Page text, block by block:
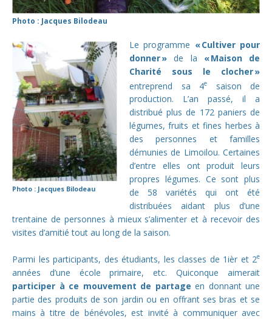
Photo : Jacques Bilodeau
Photo : Jacques Bilodeau
Le programme «Cultiver pour
donner» de la «Maison de
Charité sous le clocher»
entreprend sa 4e
saison de
production. L’an passé, il a
distribué plus de 172 paniers de
légumes, fruits et fines herbes à
des personnes et familles
démunies de Limoilou. Certaines
d’entre elles ont produit leurs
propres légumes. Ce sont plus
de 58 variétés qui ont été
distribuées aidant plus d’une
trentaine de personnes à mieux s’alimenter et à recevoir des
visites d’amitié tout au long de la saison.
Parmi les participants, des étudiants, les classes de 1ièr et 2e
années d’une école primaire, etc. Quiconque aimerait
participer à ce mouvement de partage en donnant une
partie des produits de son jardin ou en offrant ses bras et se
mains à titre de bénévoles, est invité à communiquer avec